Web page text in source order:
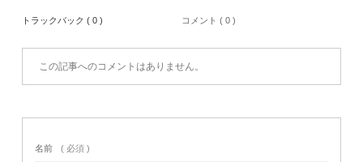
トラックバック ( 0 ) コメント ( 0 )
この記事へのコメントはありません。
名前 ( 必須 )